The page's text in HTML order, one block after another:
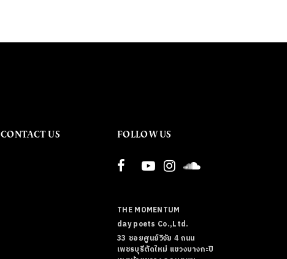
CONTACT US FOLLOW US
THE MOMENTUM
day poets Co.,Ltd.
33 ซอยศูนย์วิจัย 4 ถนน
เพชรบุรีตัดใหม่ แขวงบางกะปิ